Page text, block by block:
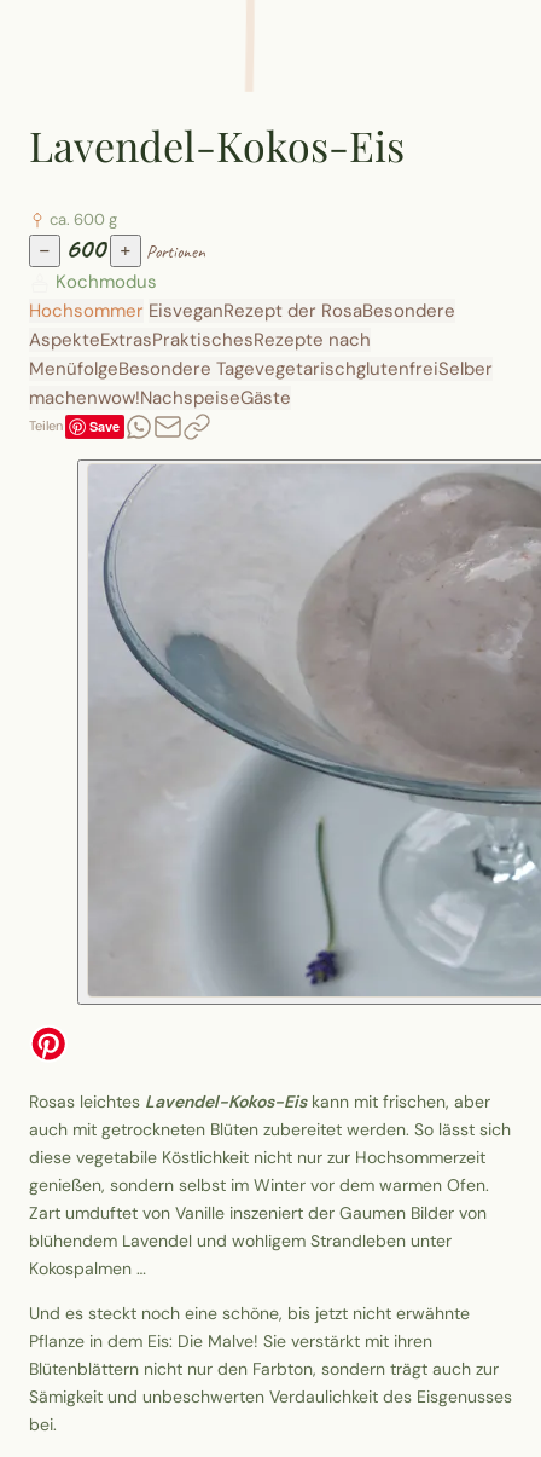
Lavendel-Kokos-Eis
ca. 600 g
− 600 + Portionen
Kochmodus
Hochsommer EisveganRezept der RosaBesondere
AspekteExtrasPraktischesRezepte nach
MenüfolgeBesondere TagevegetarischglutenfreiSelber
machenwow!NachspeiseGäste
Teilen Save
Rosas leichtes Lavendel-Kokos-Eiskann mit frischen, aber
auch mit getrockneten Blüten zubereitet werden. So lässt sich
diese vegetabile Köstlichkeit nicht nur zur Hochsommerzeit
genießen, sondern selbst im Winter vor dem warmen Ofen.
Zart umduftet von Vanille inszeniert der Gaumen Bilder von
blühendem Lavendel und wohligem Strandleben unter
Kokospalmen …
Und es steckt noch eine schöne, bis jetzt nicht erwähnte
Pflanze in dem Eis: Die Malve! Sie verstärkt mit ihren
Blütenblättern nicht nur den Farbton, sondern trägt auch zur
Sämigkeit und unbeschwerten Verdaulichkeit des Eisgenusses
bei.